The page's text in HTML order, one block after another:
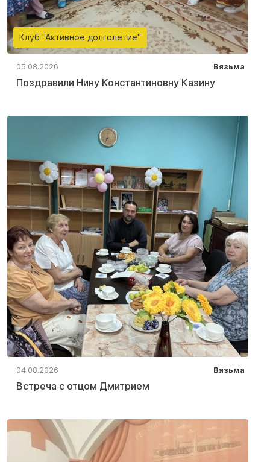
Клуб "Активное долголетие"
05.08.2026 Вязьма
Поздравили Нину Константиновну Казину
04.08.2026 Вязьма
Встреча с отцом Дмитрием